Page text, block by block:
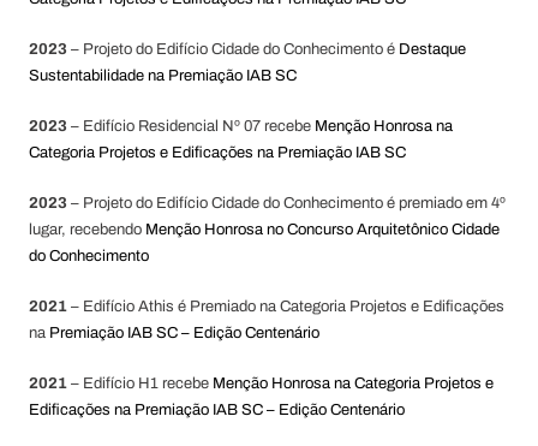
2023 – Projeto do Edifício Cidade do Conhecimento é Destaque
Sustentabilidade na Premiação IAB SC
2023 – Edifício Residencial Nº 07 recebe Menção Honrosa na
Categoria Projetos e Edificações na Premiação IAB SC
2023 – Projeto do Edifício Cidade do Conhecimento é premiado em 4º
lugar, recebendo Menção Honrosa no Concurso Arquitetônico Cidade
do Conhecimento
2021 – Edifício Athis é Premiado na Categoria Projetos e Edificações
na Premiação IAB SC – Edição Centenário
2021 – Edifício H1 recebe Menção Honrosa na Categoria Projetos e
Edificações na Premiação IAB SC – Edição Centenário